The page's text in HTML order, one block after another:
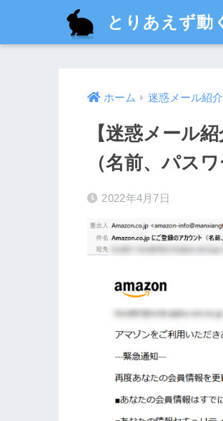
とりあえず動
ホーム 迷惑メール紹介
【迷惑メール
（名前、パス
2022年4月7日